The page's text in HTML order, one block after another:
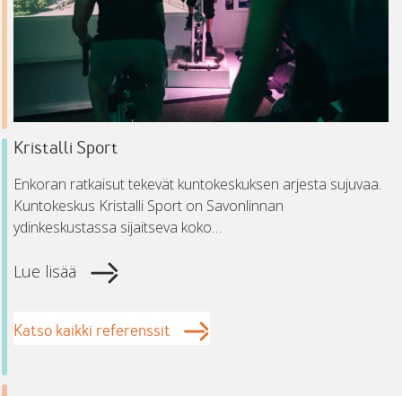
Kristalli Sport
Enkoran ratkaisut tekevät kuntokeskuksen arjesta sujuvaa.
Kuntokeskus Kristalli Sport on Savonlinnan
ydinkeskustassa sijaitseva koko…
Lue lisää
Katso kaikki referenssit